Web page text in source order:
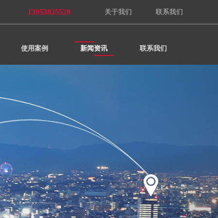
关于我们 联系我们
13953835528
使用案例 新闻资讯 联系我们